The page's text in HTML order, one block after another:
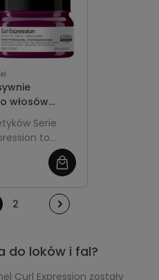
włosów
|
maska
Curl
Serie
to
produkty do
kręconych
skórę
2
do loków i fal?
Curl Expression zostały